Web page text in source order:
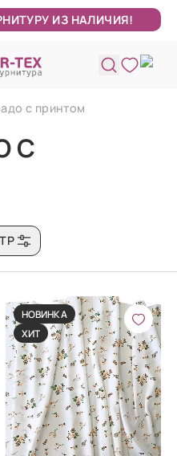
ИЗ НАЛИЧИЯ!
с принтом
С
НОВИНКА
ХИТ